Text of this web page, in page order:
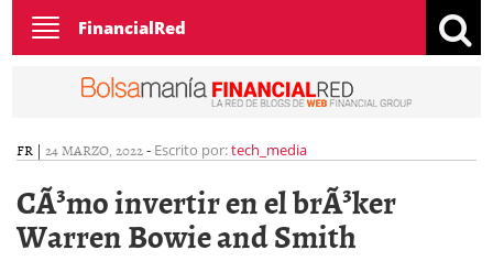
Toggle
navigation
FinancialRed
FR | 24 MARZO, 2022- Escrito por:tech_media
CÃ³mo invertir en el brÃ³ker
Warren Bowie and Smith